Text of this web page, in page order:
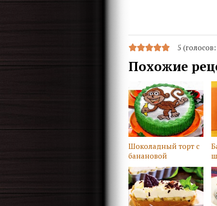
5
Похожие
Шоколадный торт с
банановой
начинкой